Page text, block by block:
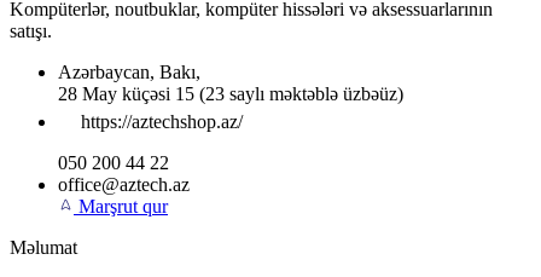
Kompüterlər, noutbuklar, kompüter hissələri və aksessuarlarının
satışı.
Azərbaycan, Bakı,
28 May küçəsi 15 (23 saylı məktəblə üzbəüz)
https://aztechshop.az/
050 200 44 22
office@aztech.az
Marşrut qur
Məlumat